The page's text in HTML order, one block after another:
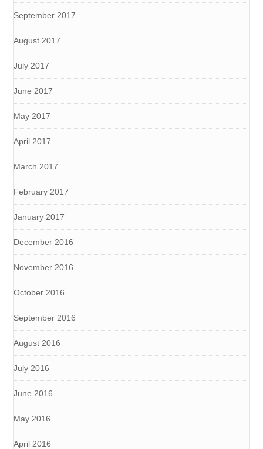
September 2017
August 2017
July 2017
June 2017
May 2017
April 2017
March 2017
February 2017
January 2017
December 2016
November 2016
October 2016
September 2016
August 2016
July 2016
June 2016
May 2016
April 2016